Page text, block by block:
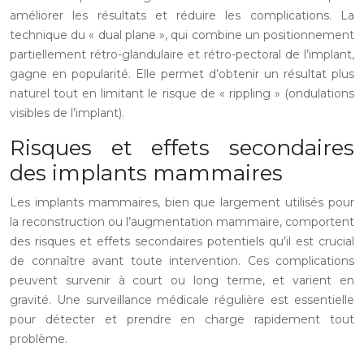
améliorer les résultats et réduire les complications. La
technique du « dual plane », qui combine un positionnement
partiellement rétro-glandulaire et rétro-pectoral de l’implant,
gagne en popularité. Elle permet d’obtenir un résultat plus
naturel tout en limitant le risque de « rippling » (ondulations
visibles de l’implant).
Risques et effets secondaires
des implants mammaires
Les implants mammaires, bien que largement utilisés pour
la reconstruction ou l’augmentation mammaire, comportent
des risques et effets secondaires potentiels qu’il est crucial
de connaître avant toute intervention. Ces complications
peuvent survenir à court ou long terme, et varient en
gravité. Une surveillance médicale régulière est essentielle
pour détecter et prendre en charge rapidement tout
problème.